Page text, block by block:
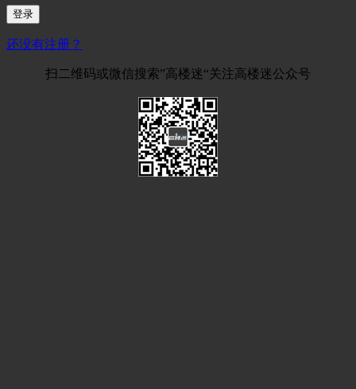
登录
还没有注册？
扫二维码或微信搜索”高楼迷“关注高楼迷公众号